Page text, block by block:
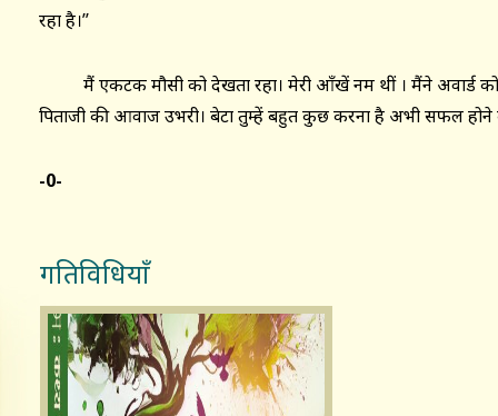
रहा है।’’
मैं एकटक मौसी को देखता रहा। मेरी ऑंखें नम थीं । मैंने अवार्ड
पिताजी की आवाज उभरी। बेटा तुम्हें बहुत कुछ करना है अभी सफल होने
-0-
गतिविधियाँ